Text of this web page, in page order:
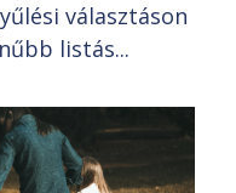
választáson
listás...